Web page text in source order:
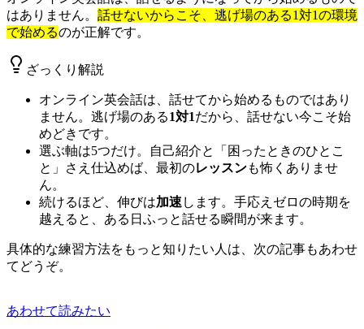
はありません。 話せないからこそ、逃げ場のある1対1の環境
で始めるのが正解です。
ざっくり解説
オンライン英会話は、話せてから始めるものではあり
ません。逃げ場のある1対1だから、話せない今こそ始
めどきです。
選ぶ軸は5つだけ。自己紹介と「困ったときのひとこ
と」さえ仕込めば、最初のレッスンも怖くありませ
ん。
続けるほど、伸びは加速 します。手応えゼロの時期を
越えると、ある日ふっと話せる瞬間が来ます。
具体的な練習方法をもっと知りたい人は、次の記事もあわせ
てどうぞ。
あわせて読みたい